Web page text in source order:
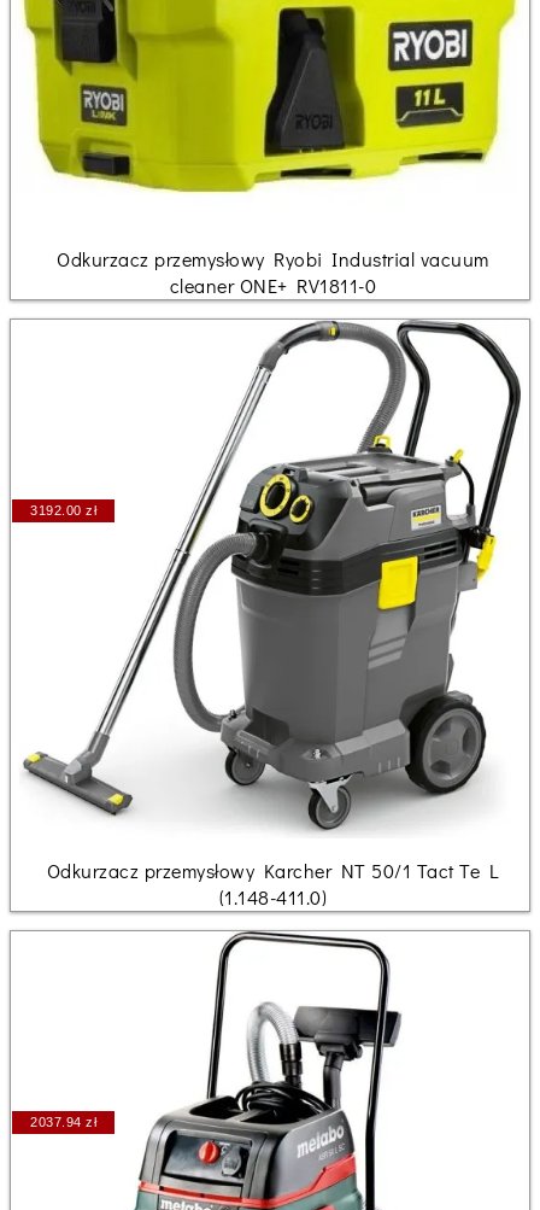
Odkurzacz przemysłowy Ryobi Industrial vacuum
cleaner ONE+ RV1811-0
3192.00 zł
Odkurzacz przemysłowy Karcher NT 50/1 Tact Te L
(1.148-411.0)
2037.94 zł